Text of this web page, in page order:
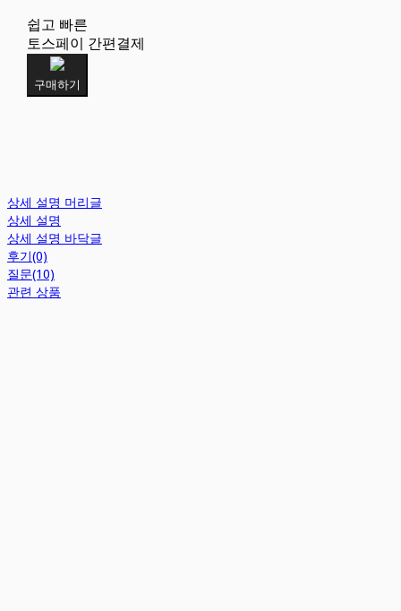
쉽고 빠른
토스페이 간편결제
구매하기
상세 설명 머리글
상세 설명
상세 설명 바닥글
후기(0)
질문(10)
관련 상품